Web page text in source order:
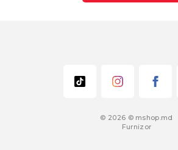
© 2026 © mshop.md
Furnizor